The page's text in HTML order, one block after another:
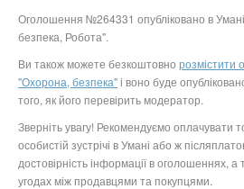
Оголошення №264331 опубліковано в
безпека, Робота".
Ви також можете безкоштовно розмістити
"Охорона, безпека"і воно буде
того, як його перевірить модератор.
Зверніть увагу! Рекомендуємо оплачувати
особистій зустрічі в Умані або ж
достовірність інформації в оголошеннях,
угодах між продавцями та покупцями.